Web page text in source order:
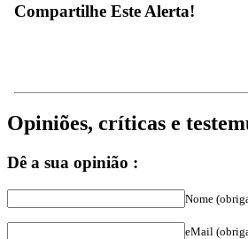
Compartilhe Este Alerta!
Opiniões, críticas e
Dê a sua opinião :
Nome
eMail